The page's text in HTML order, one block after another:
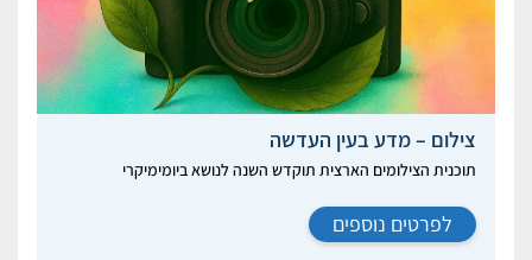
צילום – מדע בעין העדשה
תוכנית הצילומים הארצית תוקדש השנה לנושא ביומימיקרי
לפרטים נוספים